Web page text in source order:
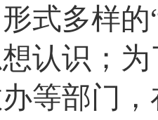
式多样
认识；
等部门